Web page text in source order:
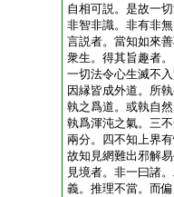
自相可説。是故一
非智非識。非有非
言説者。當知如來
衆生。得其旨趣者
一切法令心生滅不
因縁皆成外道。所
執之爲道。或執自
執爲渾沌之氣。三
兩分。四不知上界
故知見網難出邪解
見境者。非一曰諸
義。推理不當。而